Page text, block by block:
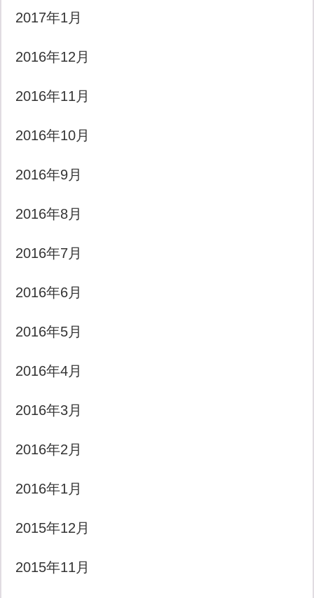
2017年1月
2016年12月
2016年11月
2016年10月
2016年9月
2016年8月
2016年7月
2016年6月
2016年5月
2016年4月
2016年3月
2016年2月
2016年1月
2015年12月
2015年11月